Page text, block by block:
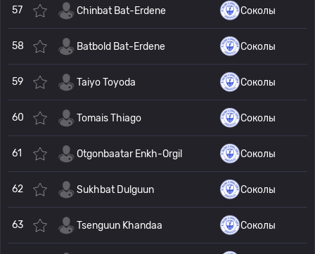
57 Chinbat Bat-Erdene Соколы
58 Batbold Bat-Erdene Соколы
59 Taiyo Toyoda Соколы
60 Tomais Thiago Соколы
61 Otgonbaatar Enkh-Orgil Соколы
62 Sukhbat Dulguun Соколы
63 Tsenguun Khandaa Соколы